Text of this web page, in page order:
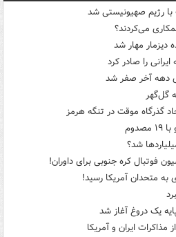
با رژیم صهیونیستی شد
می‌کردند؟
مهار شد
را صادر کرد
دهه آخر صفر شد
گل‌گهر
گذرگاه موقت در تنگه هرمز
شد؟
فوتبال کره جنوبی برای داوران!
متحدان آمریکا رسید!
یک دروغ آغاز شد
مذاکرات ایران و آمریکا